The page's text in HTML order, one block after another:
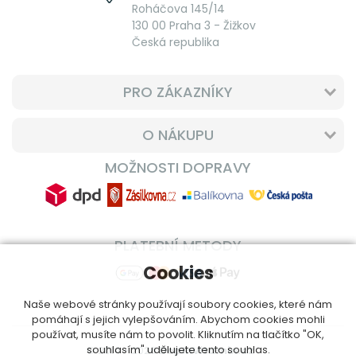
Roháčova 145/14
130 00 Praha 3 - Žižkov
Česká republika
PRO ZÁKAZNÍKY
O NÁKUPU
MOŽNOSTI DOPRAVY
PLATEBNÍ METODY
© 2014 - 2026DoplnVitamin.cz
Cookies
Naše webové stránky používají soubory cookies, které nám
pomáhají s jejich vylepšováním. Abychom cookies mohli
používat, musíte nám to povolit. Kliknutím na tlačítko "OK,
souhlasím" udělujete tento souhlas.